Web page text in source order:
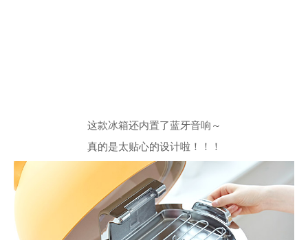
这款冰箱还内置了蓝牙音响～
真的是太贴心的设计啦！！！